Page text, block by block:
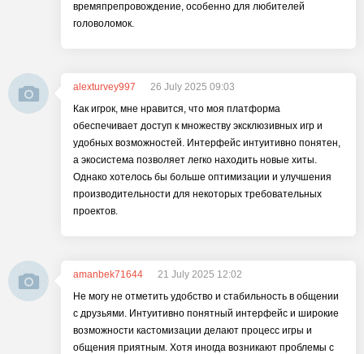
времяпрепровождение, особенно для любителей
головоломок.
alexturvey997
26 July 2025 09:03
Как игрок, мне нравится, что моя платформа
обеспечивает доступ к множеству эксклюзивных игр и
удобных возможностей. Интерфейс интуитивно понятен,
а экосистема позволяет легко находить новые хиты.
Однако хотелось бы больше оптимизации и улучшения
производительности для некоторых требовательных
проектов.
amanbek71644
21 July 2025 12:02
Не могу не отметить удобство и стабильность в общении
с друзьями. Интуитивно понятный интерфейс и широкие
возможности кастомизации делают процесс игры и
общения приятным. Хотя иногда возникают проблемы с